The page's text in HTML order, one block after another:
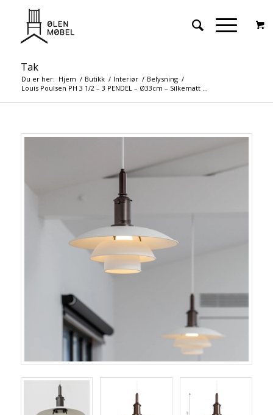
Tak
Du er her: Hjem / Butikk / Interiør / Belysning /
Louis Poulsen PH 3 1/2 – 3 PENDEL – Ø33cm – Silkematt ...